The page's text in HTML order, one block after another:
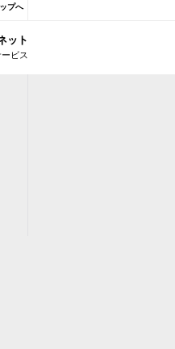
プへ
ット
ビス